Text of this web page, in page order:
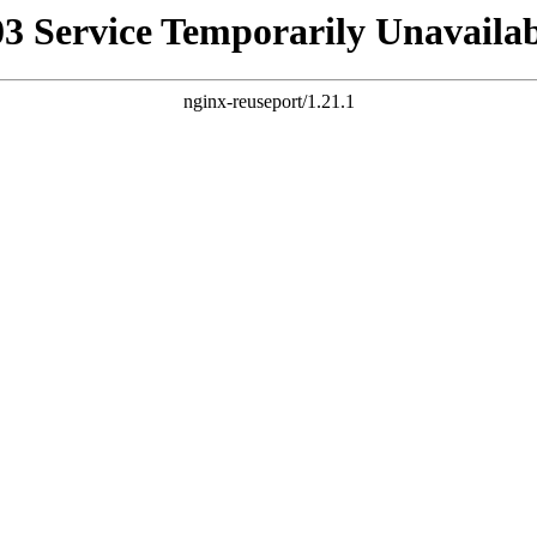
Service Temporarily
nginx-reuseport/1.21.1